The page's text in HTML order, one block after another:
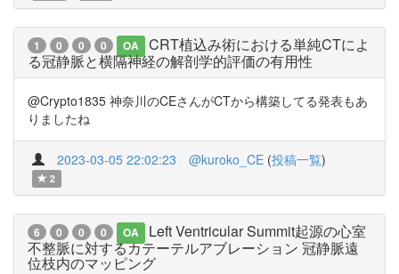
1 0 0 0 OA
CRT植込み術における単純CTによ
る冠静脈と横隔神経の解剖学的評価の有用性
@Crypto1835 神奈川のCEさんがCTから構築してる発表もあ
りましたね
2023-03-05 22:02:23 @kuroko_CE (投稿一覧)
2
6 0 0 0 OA
Left Ventricular Summit起源の心室
不整脈に対するカテーテルアブレーション 冠静脈遠
位枝内のマッピング